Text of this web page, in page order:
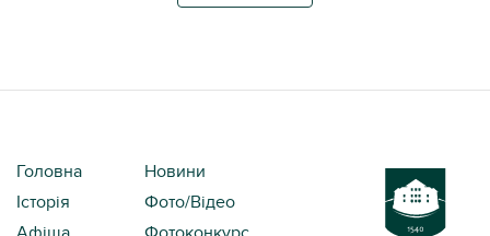
Головна
Новини
Історія
Фото/Відео